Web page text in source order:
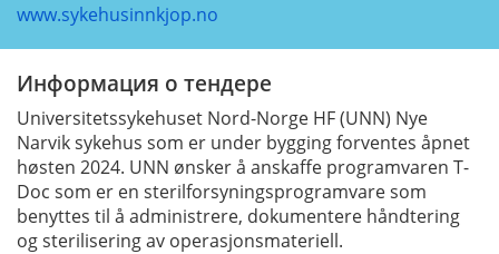
www.sykehusinnkjop.no
Информация о тендере
Universitetssykehuset Nord-Norge HF (UNN) Nye
Narvik sykehus som er under bygging forventes åpnet
høsten 2024. UNN ønsker å anskaffe programvaren T-
Doc som er en sterilforsyningsprogramvare som
benyttes til å administrere, dokumentere håndtering
og sterilisering av operasjonsmateriell.